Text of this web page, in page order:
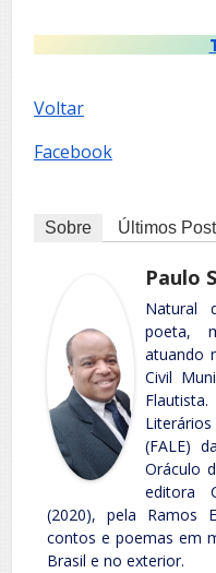
Voltar
Facebook
Sobre Últimos
Paulo
Natural
poeta,
atuando
Civil
(FALE)
Oráculo
editora
(2020), pela Ramos
contos e poemas em
Brasil e no exterior.